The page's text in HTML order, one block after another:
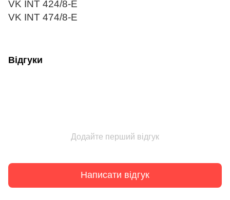
VK INT 424/8-E
VK INT 474/8-E
Відгуки
Додайте перший відгук
Написати відгук